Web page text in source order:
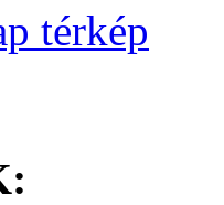
térkép